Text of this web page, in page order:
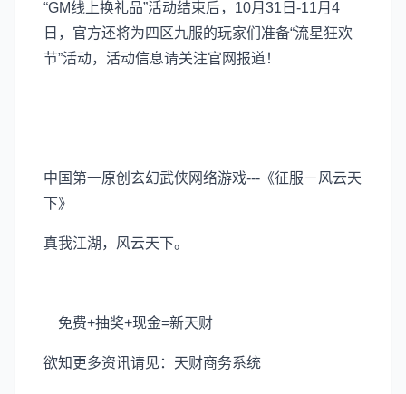
“GM线上换礼品”活动结束后，10月31日-11月4
日，官方还将为四区九服的玩家们准备“流星狂欢
节”活动，活动信息请关注官网报道！
中国第一原创玄幻武侠网络游戏---《征服－风云天
下》
真我江湖，风云天下。
免费+抽奖+现金=新天财
欲知更多资讯请见：天财商务系统